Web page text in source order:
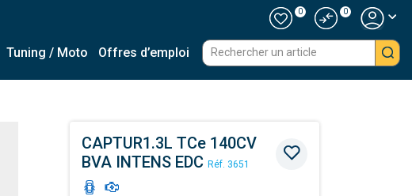
0 0
Tuning / Moto Offres d’emploi
CAPTUR1.3L TCe 140CV
BVA INTENS EDC Réf. 3651